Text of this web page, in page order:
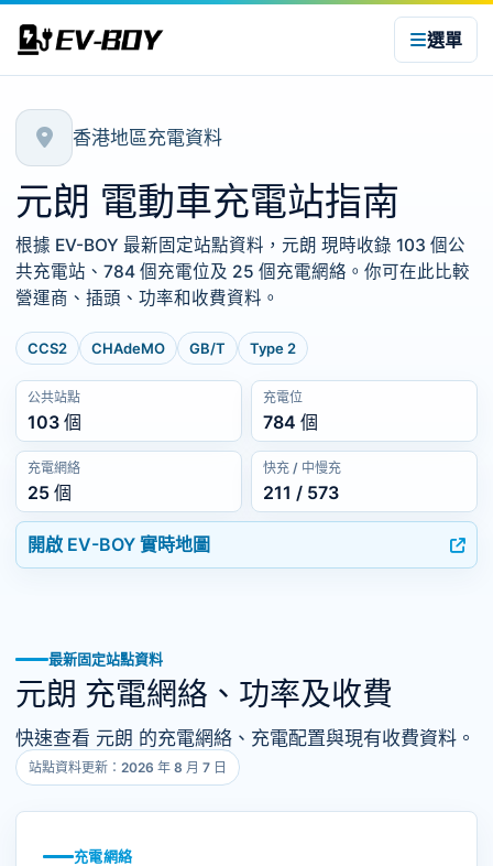
選單
香港地區充電資料
元朗 電動車充電站指南
根據 EV-BOY 最新固定站點資料，元朗 現時收錄 103 個公
共充電站、784 個充電位及 25 個充電網絡。你可在此比較
營運商、插頭、功率和收費資料。
CCS2 CHAdeMO GB/T Type 2
公共站點
103 個
充電位
784 個
充電網絡
25 個
快充 / 中慢充
211 / 573
開啟 EV-BOY 實時地圖
最新固定站點資料
元朗 充電網絡、功率及收費
快速查看 元朗 的充電網絡、充電配置與現有收費資料。
站點資料更新：2026 年 8 月 7 日
充電網絡